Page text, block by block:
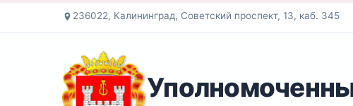
236022, Калининград, Советский проспект, 13, каб. 345